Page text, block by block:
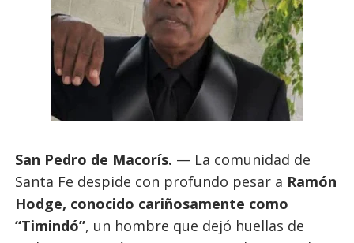
San Pedro de Macorís. — La comunidad de
Santa Fe despide con profundo pesar a Ramón
Hodge, conocido cariñosamente como
“Timindó”, un hombre que dejó huellas de